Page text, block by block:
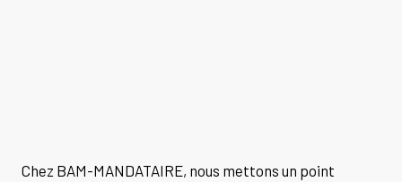
Chez BAM-MANDATAIRE, nous mettons un point